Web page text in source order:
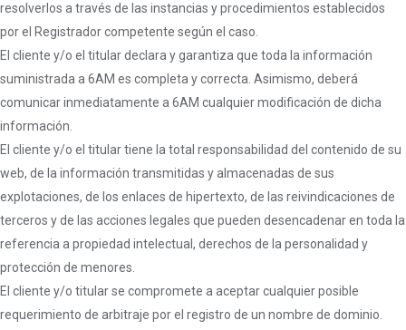
resolverlos a través de las instancias y procedimientos establecidos
por el Registrador competente según el caso.
El cliente y/o el titular declara y garantiza que toda la información
suministrada a 6AM es completa y correcta. Asimismo, deberá
comunicar inmediatamente a 6AM cualquier modificación de dicha
información.
El cliente y/o el titular tiene la total responsabilidad del contenido de su
web, de la información transmitidas y almacenadas de sus
explotaciones, de los enlaces de hipertexto, de las reivindicaciones de
terceros y de las acciones legales que pueden desencadenar en toda la
referencia a propiedad intelectual, derechos de la personalidad y
protección de menores.
El cliente y/o titular se compromete a aceptar cualquier posible
requerimiento de arbitraje por el registro de un nombre de dominio.